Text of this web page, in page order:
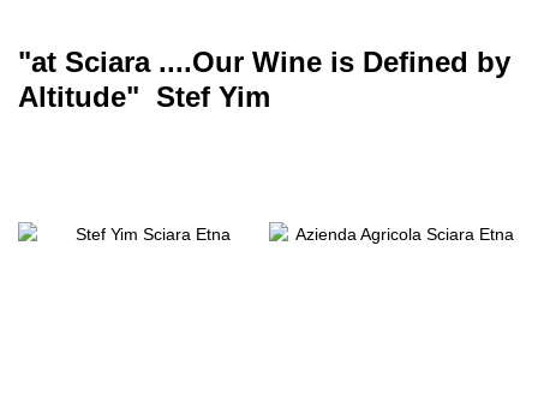
"at Sciara ....Our Wine is Defined by
Altitude" Stef Yim